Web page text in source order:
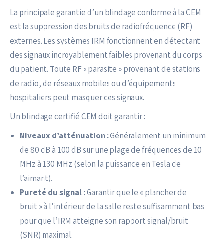
La principale garantie d’un blindage conforme à la CEM
est la suppression des bruits de radiofréquence (RF)
externes. Les systèmes IRM fonctionnent en détectant
des signaux incroyablement faibles provenant du corps
du patient. Toute RF « parasite » provenant de stations
de radio, de réseaux mobiles ou d’équipements
hospitaliers peut masquer ces signaux.
Un blindage certifié CEM doit garantir :
Niveaux d’atténuation :Généralement un minimum
de 80 dB à 100 dB sur une plage de fréquences de 10
MHz à 130 MHz (selon la puissance en Tesla de
l’aimant).
Pureté du signal :Garantir que le « plancher de
bruit » à l’intérieur de la salle reste suffisamment bas
pour que l’IRM atteigne son rapport signal/bruit
(SNR) maximal.